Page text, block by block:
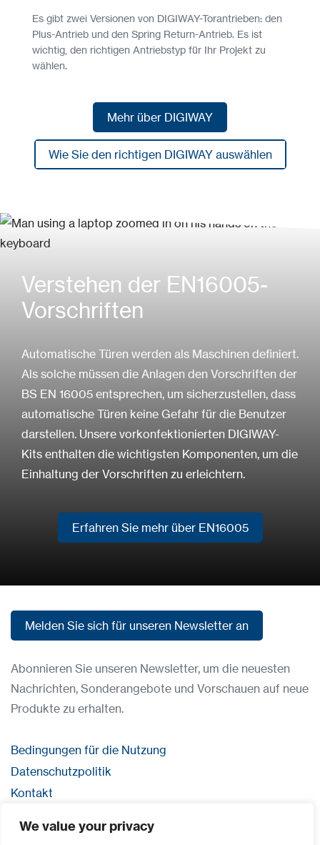
We value your privacy
Es gibt zwei Versionen von DIGIWAY-Torantrieben: den
Plus-Antrieb und den Spring Return-Antrieb. Es ist
wichtig, den richtigen Antriebstyp für Ihr Projekt zu
wählen.
Mehr über DIGIWAY
Mehr über DIGIWAY
Wie Sie den richtigen DIGIWAY auswählen
Verstehen der EN16005-
Vorschriften
Automatische Türen werden als Maschinen definiert.
Als solche müssen die Anlagen den Vorschriften der
BS EN 16005 entsprechen, um sicherzustellen, dass
automatische Türen keine Gefahr für die Benutzer
darstellen. Unsere vorkonfektionierten DIGIWAY-
Kits enthalten die wichtigsten Komponenten, um die
Einhaltung der Vorschriften zu erleichtern.
Erfahren Sie mehr über EN16005
Melden Sie sich für unseren Newsletter an
Abonnieren Sie unseren Newsletter, um die neuesten
Nachrichten, Sonderangebote und Vorschauen auf neue
Produkte zu erhalten.
Bedingungen für die Nutzung
Datenschutzpolitik
Kontakt